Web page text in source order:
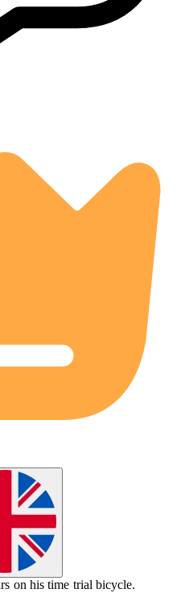
on histime trial bicycle.